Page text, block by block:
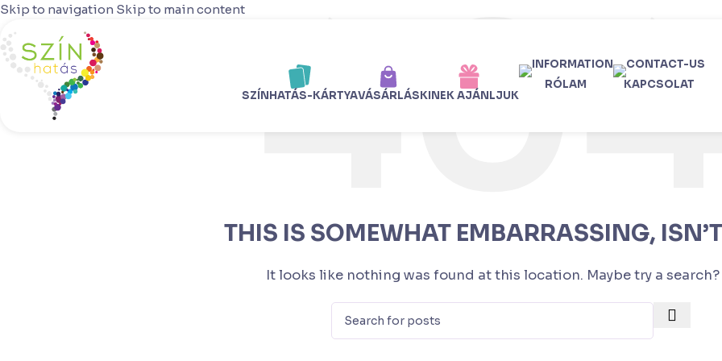
Skip to navigation Skip to main content
SZÍNHATÁS-KÁRTYAVÁSÁRLÁSKINEK AJÁNLJUK
RÓLAM KAPCSOLAT
NOT FOUND
THIS IS SOMEWHAT EMBARRASSING,
It looks like nothing was found at this location. Maybe try a search?